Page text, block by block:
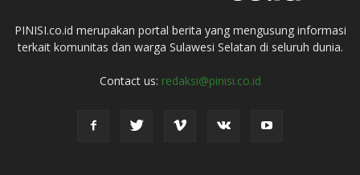
PINISI.co.id merupakan portal berita yang mengusung informasi
terkait komunitas dan warga Sulawesi Selatan di seluruh dunia.
Contact us: redaksi@pinisi.co.id